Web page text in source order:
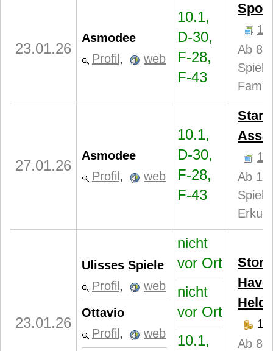
23.01.26
Asmodee
Profil , web
10.1,
D-30,
F-28,
F-43
1
Ab 8
27.01.26
Asmodee
Profil , web
10.1,
D-30,
F-28,
F-43
Star
1
Ab 14
23.01.26
Ulisses Spiele
Profil ,
web
Ottavio
Profil ,
web
nicht
vor Ort
nicht
vor Ort
10.1,
Ab 8